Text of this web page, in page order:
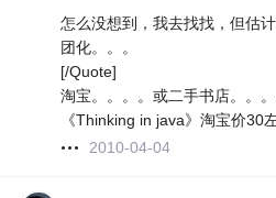
怎么没想到，我去找找，但估
团化。。。
[/Quote]
淘宝。。。。或二手书店。。。
《Thinking in java》淘宝价30
2010-04-04